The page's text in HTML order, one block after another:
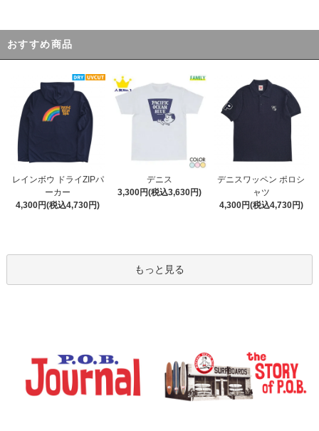
おすすめ商品
レインボウ ドライZIPパ
ーカー
4,300円(税込4,730円)
デニス
3,300円(税込3,630円)
デニスワッペン ポロシ
ャツ
4,300円(税込4,730円)
もっと見る